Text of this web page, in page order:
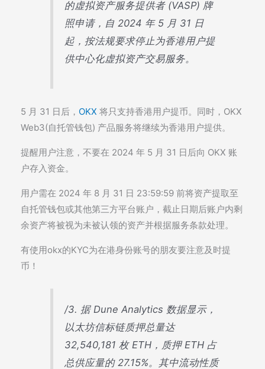
的虚拟资产服务提供者 (VASP) 牌
照申请，自 2024 年 5 月 31 日
起，按法规要求停止为香港用户提
供中心化虚拟资产交易服务。
5 月 31 日后， OKX 将只支持香港用户提币。同时，OKX
Web3(自托管钱包) 产品服务将继续为香港用户提供。
提醒用户注意，不要在 2024 年 5 月 31 日后向 OKX 账
户存入资金。
用户需在 2024 年 8 月 31 日 23:59:59 前将资产提取至
自托管钱包或其他第三方平台账户，截止日期后账户内剩
余资产将被视为未被认领的资产并根据服务条款处理。
有使用okx的KYC为在港身份账号的朋友要注意及时提
币！
/3. 据 Dune Analytics 数据显示，
以太坊信标链质押总量达
32,540,181 枚 ETH，质押 ETH 占
总供应量的 27.15%。其中流动性质